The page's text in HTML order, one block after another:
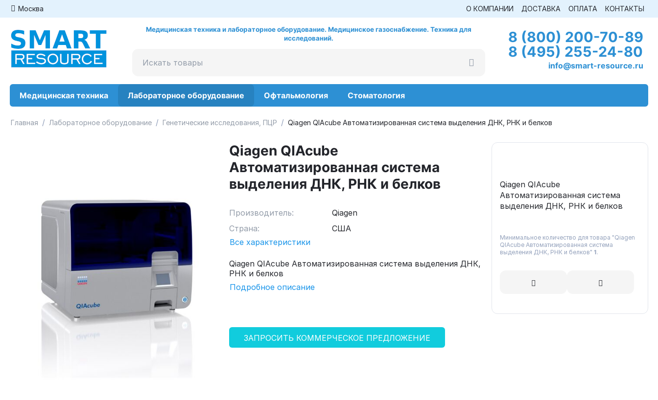
Москва О КОМПАНИИ ДОСТАВКА ОПЛАТА КОНТАКТЫ
Медицинская техника и лабораторное оборудование. Медицинское газоснабжение. Техника для
исследований.
8 (800) 200-70-89
8 (495) 255-24-80
info@smart-resource.ru
Медицинская техника Лабораторное оборудование Офтальмология Стоматология
Главная / Лабораторное оборудование / Генетические исследования, ПЦР / Qiagen QIAcube Автоматизированная система выделения ДНК, РНК и белков
Qiagen QIAcube
Автоматизированная система
выделения ДНК, РНК и белков
Производитель:
Qiagen
Страна:
США
Все характеристики
Qiagen QIAcube Автоматизированная система выделения ДНК,
РНК и белков
Подробное описание
Qiagen QIAcube
Автоматизированная система
выделения ДНК, РНК и белков
Минимальное количество для товара "Qiagen
QIAcube Автоматизированная система
выделения ДНК, РНК и белков" 1.
ЗАПРОСИТЬ КОММЕРЧЕСКОЕ ПРЕДЛОЖЕНИЕ